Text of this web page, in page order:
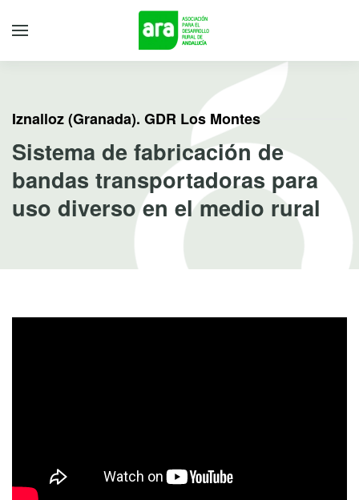
Iznalloz (Granada). GDR Los Montes
Sistema de fabricación de
bandas transportadoras para
uso diverso en el medio rural